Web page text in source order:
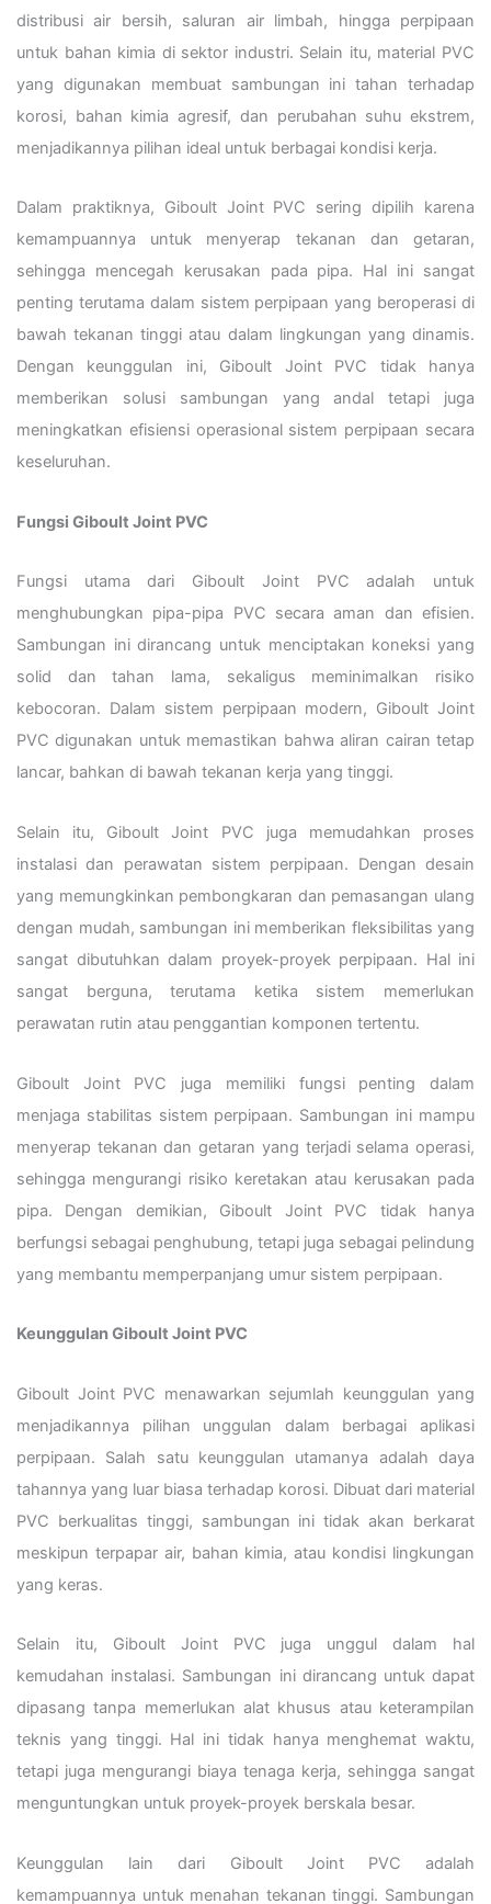
distribusi air bersih, saluran air limbah, hingga perpipaan
untuk bahan kimia di sektor industri. Selain itu, material PVC
yang digunakan membuat sambungan ini tahan terhadap
korosi, bahan kimia agresif, dan perubahan suhu ekstrem,
menjadikannya pilihan ideal untuk berbagai kondisi kerja.
Dalam praktiknya, Giboult Joint PVC sering dipilih karena
kemampuannya untuk menyerap tekanan dan getaran,
sehingga mencegah kerusakan pada pipa. Hal ini sangat
penting terutama dalam sistem perpipaan yang beroperasi di
bawah tekanan tinggi atau dalam lingkungan yang dinamis.
Dengan keunggulan ini, Giboult Joint PVC tidak hanya
memberikan solusi sambungan yang andal tetapi juga
meningkatkan efisiensi operasional sistem perpipaan secara
keseluruhan.
Fungsi Giboult Joint PVC
Fungsi utama dari Giboult Joint PVC adalah untuk
menghubungkan pipa-pipa PVC secara aman dan efisien.
Sambungan ini dirancang untuk menciptakan koneksi yang
solid dan tahan lama, sekaligus meminimalkan risiko
kebocoran. Dalam sistem perpipaan modern, Giboult Joint
PVC digunakan untuk memastikan bahwa aliran cairan tetap
lancar, bahkan di bawah tekanan kerja yang tinggi.
Selain itu, Giboult Joint PVC juga memudahkan proses
instalasi dan perawatan sistem perpipaan. Dengan desain
yang memungkinkan pembongkaran dan pemasangan ulang
dengan mudah, sambungan ini memberikan fleksibilitas yang
sangat dibutuhkan dalam proyek-proyek perpipaan. Hal ini
sangat berguna, terutama ketika sistem memerlukan
perawatan rutin atau penggantian komponen tertentu.
Giboult Joint PVC juga memiliki fungsi penting dalam
menjaga stabilitas sistem perpipaan. Sambungan ini mampu
menyerap tekanan dan getaran yang terjadi selama operasi,
sehingga mengurangi risiko keretakan atau kerusakan pada
pipa. Dengan demikian, Giboult Joint PVC tidak hanya
berfungsi sebagai penghubung, tetapi juga sebagai pelindung
yang membantu memperpanjang umur sistem perpipaan.
Keunggulan Giboult Joint PVC
Giboult Joint PVC menawarkan sejumlah keunggulan yang
menjadikannya pilihan unggulan dalam berbagai aplikasi
perpipaan. Salah satu keunggulan utamanya adalah daya
tahannya yang luar biasa terhadap korosi. Dibuat dari material
PVC berkualitas tinggi, sambungan ini tidak akan berkarat
meskipun terpapar air, bahan kimia, atau kondisi lingkungan
yang keras.
Selain itu, Giboult Joint PVC juga unggul dalam hal
kemudahan instalasi. Sambungan ini dirancang untuk dapat
dipasang tanpa memerlukan alat khusus atau keterampilan
teknis yang tinggi. Hal ini tidak hanya menghemat waktu,
tetapi juga mengurangi biaya tenaga kerja, sehingga sangat
menguntungkan untuk proyek-proyek berskala besar.
Keunggulan lain dari Giboult Joint PVC adalah
kemampuannya untuk menahan tekanan tinggi. Sambungan